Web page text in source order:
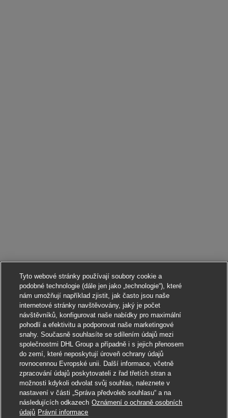
Ucházet se
Tyto webové stránky používají soubory cookie a
podobné technologie (dále jen jako „technologie“), které
nám umožňují například zjistit, jak často jsou naše
internetové stránky navštěvovány, jaký je počet
návštěvníků, konfigurovat naše nabídky pro maximální
pohodlí a efektivitu a podporovat naše marketingové
snahy. Současně souhlasíte se sdílením údajů mezi
společnostmi DHL Group a případně i s jejich přenosem
do zemí, které neposkytují úroveň ochrany údajů
rovnocennou Evropské unii. Další informace, včetně
zpracování údajů poskytovateli z řad třetích stran a
možnosti kdykoli odvolat svůj souhlas, naleznete v
nastavení v části „Správa předvoleb souhlasu“ a na
následujících odkazech Oznámení o ochraně osobních
údajů Právní informace